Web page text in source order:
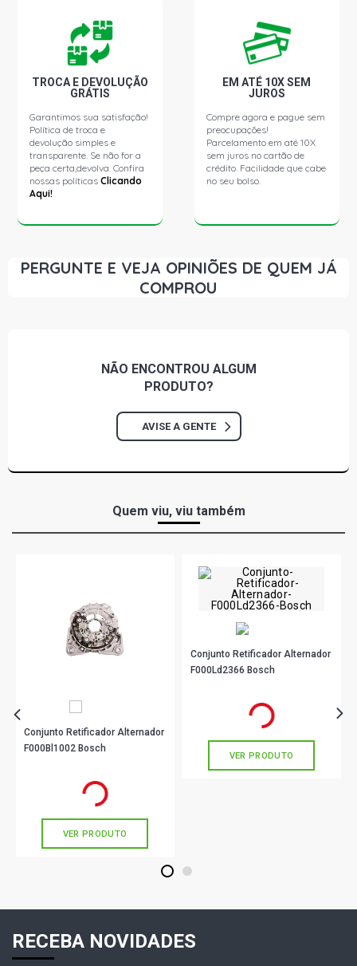
TROCA E DEVOLUÇÃO
GRÁTIS
Garantimos sua satisfação!
Política de troca e
devolução simples e
transparente. Se não for a
peça certa,devolva. Confira
nossas políticasClicando
Aqui!
EM ATÉ 10X SEM
JUROS
Compre agora e pague sem
preocupações!
Parcelamento em até 10X
sem juros no cartão de
crédito. Facilidade que cabe
no seu bolso.
PERGUNTE E VEJA OPINIÕES DE QUEM JÁ
COMPROU
NÃO ENCONTROU ALGUM
PRODUTO?
AVISE A GENTE
Quem viu, viu também
Conjunto Retificador Alternador
F000Bl1002 Bosch
em até 5x de
VER PRODUTO
Conjunto Retificador Alternador
F000Ld2366 Bosch
em até 6x de
VER PRODUTO
1 2
RECEBA NOVIDADES